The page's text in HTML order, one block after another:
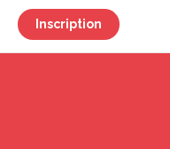
Inscription